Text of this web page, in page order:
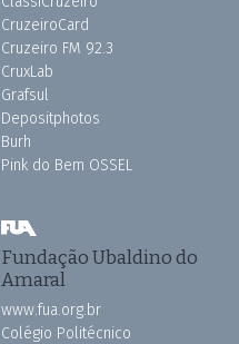
CruzeiroCard
Cruzeiro FM 92.3
CruxLab
Grafsul
Depositphotos
Burh
Pink do Bem OSSEL
Fundação Ubaldino do
Amaral
www.fua.org.br
Colégio Politécnico